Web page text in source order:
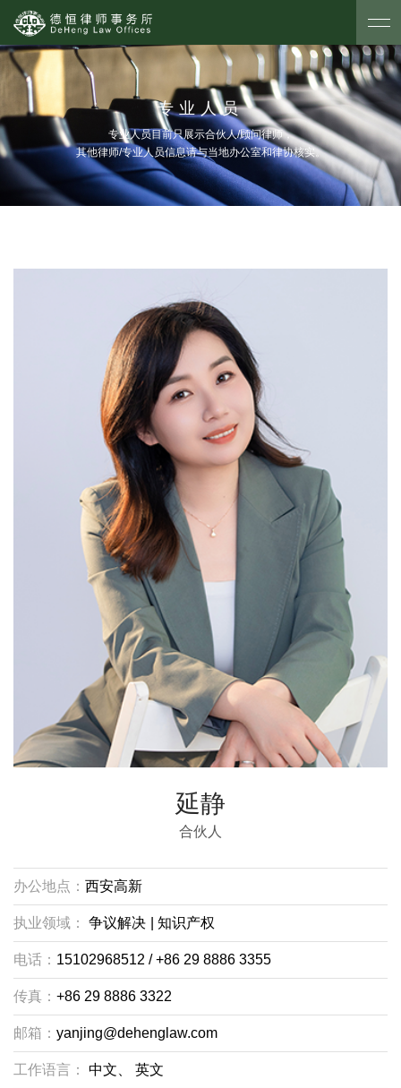
专业人员
专业人员目前只展示合伙人/顾问律师，
其他律师/专业人员信息请与当地办公室和律协核实。
延静
合伙人
办公地点： 西安高新
执业领域： 争议解决 知识产权
电话： 15102968512 / +86 29 8886 3355
传真： +86 29 8886 3322
邮箱： yanjing@dehenglaw.com
工作语言： 中文、 英文